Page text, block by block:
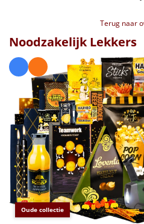
€40 tot €45
€45 tot €50
€50 tot €55
€55 tot €75
€75 tot €100
€100 en hoger
Terug naar
Oude collectie
Noodzakelijk Lekkers